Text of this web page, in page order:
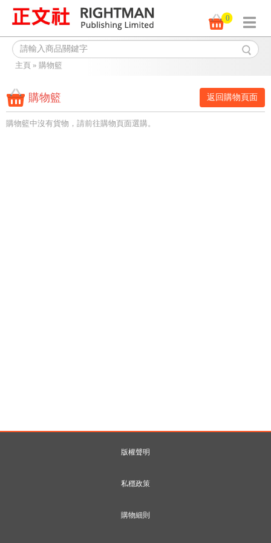
0
主頁 » 購物籃
購物籃 返回購物頁面
購物籃中沒有貨物，請前往購物頁面選購。
版權聲明
私穩政策
購物細則